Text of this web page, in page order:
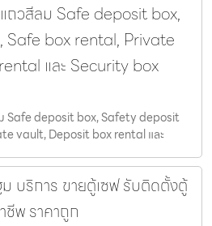
วสีลม Safe deposit box,
box rental, Private
และ Security box
Safe deposit box, Safety deposit
vault, Deposit box rental และ
บริการ ขายตู้เซฟ รับติดตั้งตู้
พ ราคาถูก